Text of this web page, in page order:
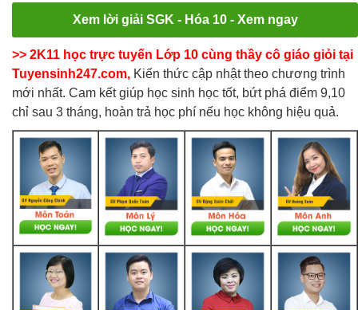
Xem lời giải SGK - Hóa 10 - Xem ngay
>> 2K11 học trực tuyến Lớp 10 cùng thầy cô giáo giỏi tại
Tuyensinh247.com, Kiến thức cập nhật theo chương trình
mới nhất. Cam kết giúp học sinh học tốt, bứt phá điểm 9,10
chỉ sau 3 tháng, hoàn trả học phí nếu học không hiệu quả.